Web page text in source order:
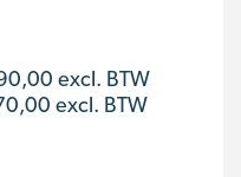
excl. BTW
excl. BTW